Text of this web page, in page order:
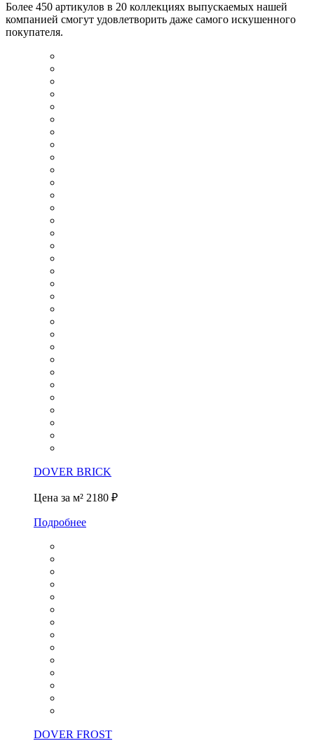
Более 450 артикулов в 20 коллекциях выпускаемых нашей
компанией смогут удовлетворить даже самого искушенного
покупателя.
DOVER BRICK
Цена за м² 2180 ₽
Подробнее
DOVER FROST